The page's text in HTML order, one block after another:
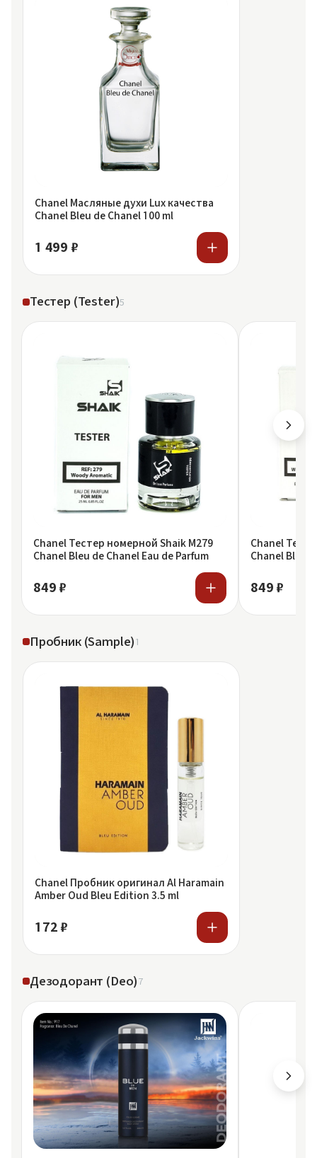
Chanel Масляные духи Lux качества
Chanel Bleu de Chanel 100 ml
1 499 ₽
Тестер (Tester)5
Chanel Тестер номерной Shaik M279
Chanel Bleu de Chanel Eau de Parfum
849 ₽
Chanel
Chanel Bleu
849 ₽
Пробник (Sample)1
Chanel Пробник оригинал Al Haramain
Amber Oud Bleu Edition 3.5 ml
172 ₽
Дезодорант (Deo)7